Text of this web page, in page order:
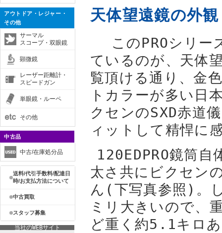
アウトドア・レジャー・
その他
サーマル
スコープ・双眼鏡
顕微鏡
レーザー距離計・
スピードガン
単眼鏡・ルーペ
その他
中古品
中古/在庫処分品
送料/代引手数料/配達日
時/お支払方法について
中古買取
スタッフ募集
当社のWEBサイト
天体望遠鏡の外観
このPROシリー
ているのが、天体
覧頂ける通り、金
トカラーが多い日
クセンのSXD赤道
ィットして精悍に
120EDPRO鏡筒
太さ共にビクセン
ん(下写真参照)。
ミリ大きいので、
ど重く約5.1キロ